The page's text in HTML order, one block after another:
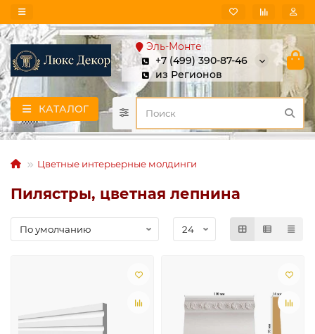
Эль-Монте
+7 (499) 390-87-46
из Регионов
КАТАЛОГ
Цветные интерьерные молдинги
Пилястры, цветная лепнина